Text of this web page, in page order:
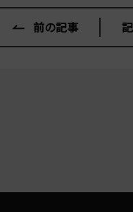
前の記事